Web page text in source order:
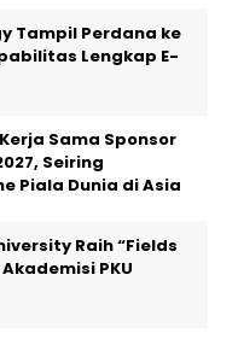
Tampil Perdana ke
Lengkap E-
Sama Sponsor
Seiring
Piala Dunia di Asia
Raih “Fields
PKU